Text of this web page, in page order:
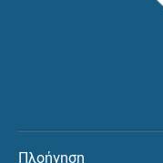
Πλοήγηση